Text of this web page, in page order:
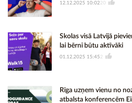
12.12.2025 10:02 20
Skolas visā Latvijā
lai bērni būtu aktīvāki
01.12.2025 15:45 2
Rīga uzņem vienu no
atbalsta konferencēm